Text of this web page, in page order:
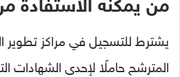
من يمكنه الاستفادة
يشترط للتسجيل في مراكز تطوير
المترشح حاملًا لإحدى الشهادات